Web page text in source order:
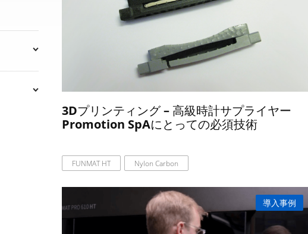
3Dプリンティング – 高級時計サプライヤー
Promotion SpAにとっての必須技術
FUNMAT HT Nylon Carbon
導入事例